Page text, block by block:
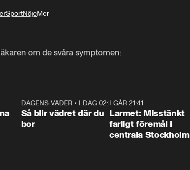
SportNöjeMer
om de svåra symptomen:
1:06
DAGENS VÄDER• I DAG 02:30
Så blir vädret där du
bor
I GÅR 21:41
Larmet: Misstänkt
farligt föremål i
centrala Stockholm